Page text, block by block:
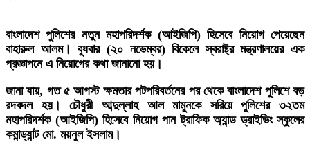
বাংলাদেশ পুলিশের নতুন মহাপরিদর্শক (আইজিপি) হিসেবে নিয়োগ পেয়েছেন
বাহারুল আলম। বুধবার (২০ নভেম্বর) বিকেলে স্বরাষ্ট্র মন্ত্রণালয়ের এক
প্রজ্ঞাপনে এ নিয়োগের কথা জানানো হয়।
জানা যায়, গত ৫ আগস্ট ক্ষমতার পটপরিবর্তনের পর থেকে বাংলাদেশ পুলিশে বড়
রদবদল হয়। চৌধুরী আব্দুল্লাহ আল মামুনকে সরিয়ে পুলিশের ৩২তম
মহাপরিদর্শক (আইজিপি) হিসেবে নিয়োগ পান ট্রাফিক অ্যান্ড ড্রাইভিং স্কুলের
কমান্ড্যান্ট মো. ময়নুল ইসলাম।